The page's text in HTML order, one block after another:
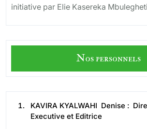
initiative par Elie Kasereka
Nos personnels
KAVIRA KYALWAHI Denise :
Executive et Editrice